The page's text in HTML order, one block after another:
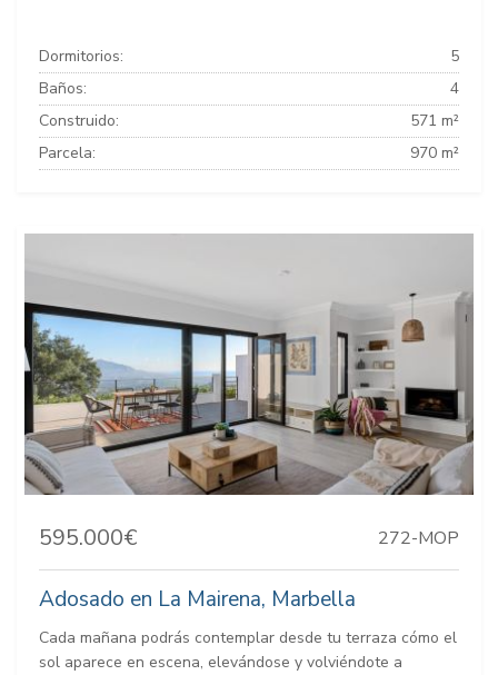
Dormitorios:
5
Baños:
4
Construido:
571 m²
Parcela:
970 m²
595.000€ 272-MOP
Adosado en La Mairena, Marbella
Cada mañana podrás contemplar desde tu terraza cómo el
sol aparece en escena, elevándose y volviéndote a